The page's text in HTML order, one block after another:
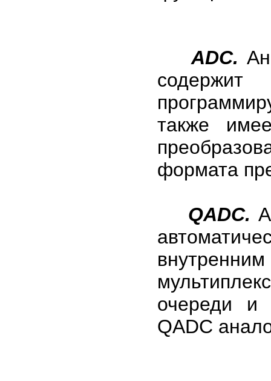
ADC.
содержит
также
формата
QADC.
очереди и
QADC